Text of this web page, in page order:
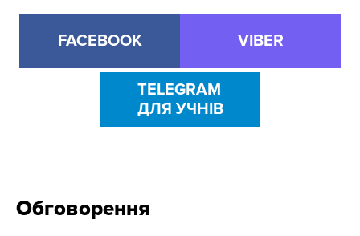
FACEBOOK VIBER
TELEGRAM
ДЛЯ УЧНІВ
Обговорення